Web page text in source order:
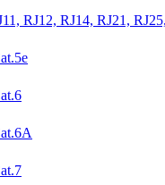
RJ12, RJ14, RJ21,